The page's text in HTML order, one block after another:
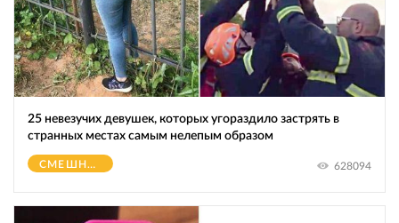
25 невезучих девушек, которых угораздило застрять в
странных местах самым нелепым образом
СМЕШНОЕ 628094